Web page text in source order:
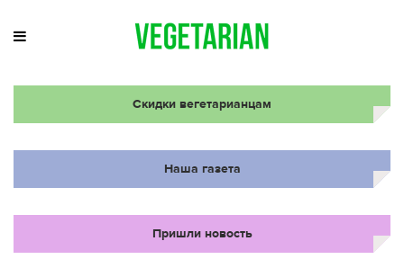
Скидки вегетарианцам
Наша газета
Пришли новость